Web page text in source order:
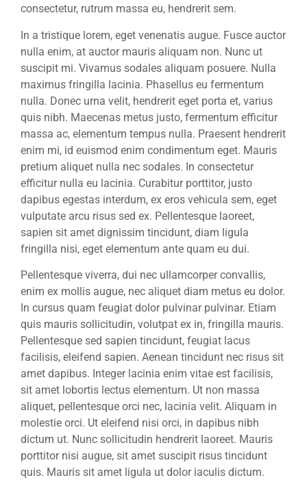
consectetur, rutrum massa eu, hendrerit sem.
In a tristique lorem, eget venenatis augue. Fusce auctor
nulla enim, at auctor mauris aliquam non. Nunc ut
suscipit mi. Vivamus sodales aliquam posuere. Nulla
maximus fringilla lacinia. Phasellus eu fermentum
nulla. Donec urna velit, hendrerit eget porta et, varius
quis nibh. Maecenas metus justo, fermentum efficitur
massa ac, elementum tempus nulla. Praesent hendrerit
enim mi, id euismod enim condimentum eget. Mauris
pretium aliquet nulla nec sodales. In consectetur
efficitur nulla eu lacinia. Curabitur porttitor, justo
dapibus egestas interdum, ex eros vehicula sem, eget
vulputate arcu risus sed ex. Pellentesque laoreet,
sapien sit amet dignissim tincidunt, diam ligula
fringilla nisi, eget elementum ante quam eu dui.
Pellentesque viverra, dui nec ullamcorper convallis,
enim ex mollis augue, nec aliquet diam metus eu dolor.
In cursus quam feugiat dolor pulvinar pulvinar. Etiam
quis mauris sollicitudin, volutpat ex in, fringilla mauris.
Pellentesque sed sapien tincidunt, feugiat lacus
facilisis, eleifend sapien. Aenean tincidunt nec risus sit
amet dapibus. Integer lacinia enim vitae est facilisis,
sit amet lobortis lectus elementum. Ut non massa
aliquet, pellentesque orci nec, lacinia velit. Aliquam in
molestie orci. Ut eleifend nisi orci, in dapibus nibh
dictum ut. Nunc sollicitudin hendrerit laoreet. Mauris
porttitor nisi augue, sit amet suscipit risus tincidunt
quis. Mauris sit amet ligula ut dolor iaculis dictum.